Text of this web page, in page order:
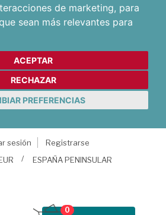
de marketing, para
sean más relevantes para
ACEPTAR
RECHAZAR
PREFERENCIAS
sesión
Registrarse
ESPAÑA PENINSULAR
0